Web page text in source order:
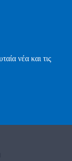
νέα και τις